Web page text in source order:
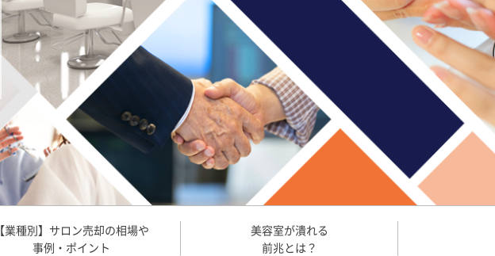
【業種別】サロン売却の相場や
事例・ポイント
美容室が潰れる
前兆とは？